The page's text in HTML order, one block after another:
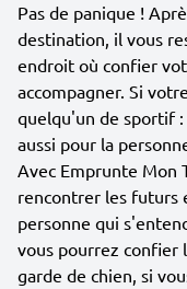
Pas de panique !
destination, il vous
endroit où confier
accompagner. Si
quelqu'un de sportif
aussi pour la
Avec Emprunte Mon
rencontrer les futurs
personne qui
vous pourrez confier
garde de chien, si